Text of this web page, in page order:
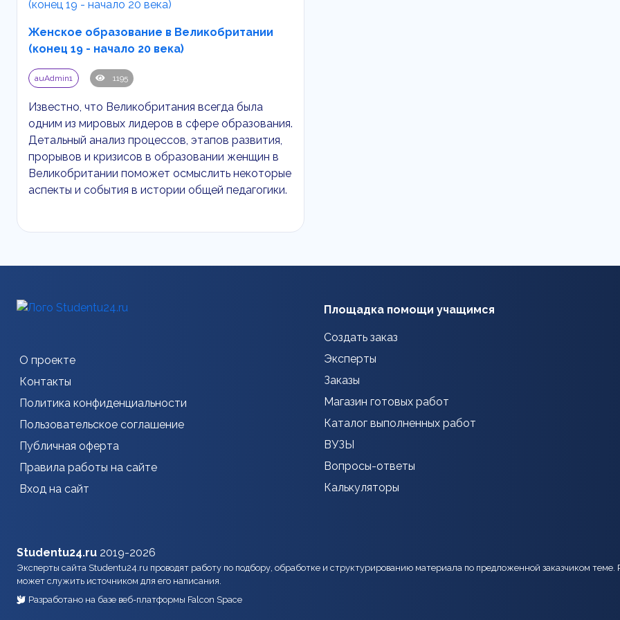
Женское образование в Великобритании
(конец 19 - начало 20 века)
auAdmin1 1195
Известно, что Великобритания всегда была
одним из мировых лидеров в сфере образования.
Детальный анализ процессов, этапов развития,
прорывов и кризисов в образовании женщин в
Великобритании поможет осмыслить некоторые
аспекты и события в истории общей педагогики.
О проекте
Контакты
Политика конфиденциальности
Пользовательское соглашение
Публичная оферта
Правила работы на сайте
Вход на сайт
Площадка помощи учащимся
Создать заказ
Эксперты
Заказы
Магазин готовых работ
Каталог выполненных работ
ВУЗЫ
Вопросы-ответы
Калькуляторы
Studentu24.ru 2019-2026
Эксперты сайта Studentu24.ru проводят работу по подбору, обработке и структурированию материала по предложенной заказчиком
может служить источником для его написания.
Разработано на базе веб-платформы Falcon Space